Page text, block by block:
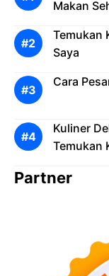
Makan
Temukan
Saya
Cara
Kuliner
Temukan
Partner